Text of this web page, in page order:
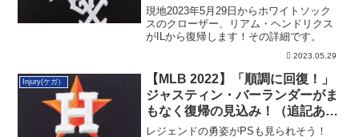
り）
現地2023年5月29日からホワイトソック
スのクローザー、リアム・ヘンドリクス
がILから復帰します！その詳細です。
2023.05.29
Injury(ケガ）
【MLB 2022】「順調に回復！」
ジャスティン・バーランダーがま
もなく復帰の見込み！（追記あ
り）
レジェンドの勇姿がPSも見られそう！